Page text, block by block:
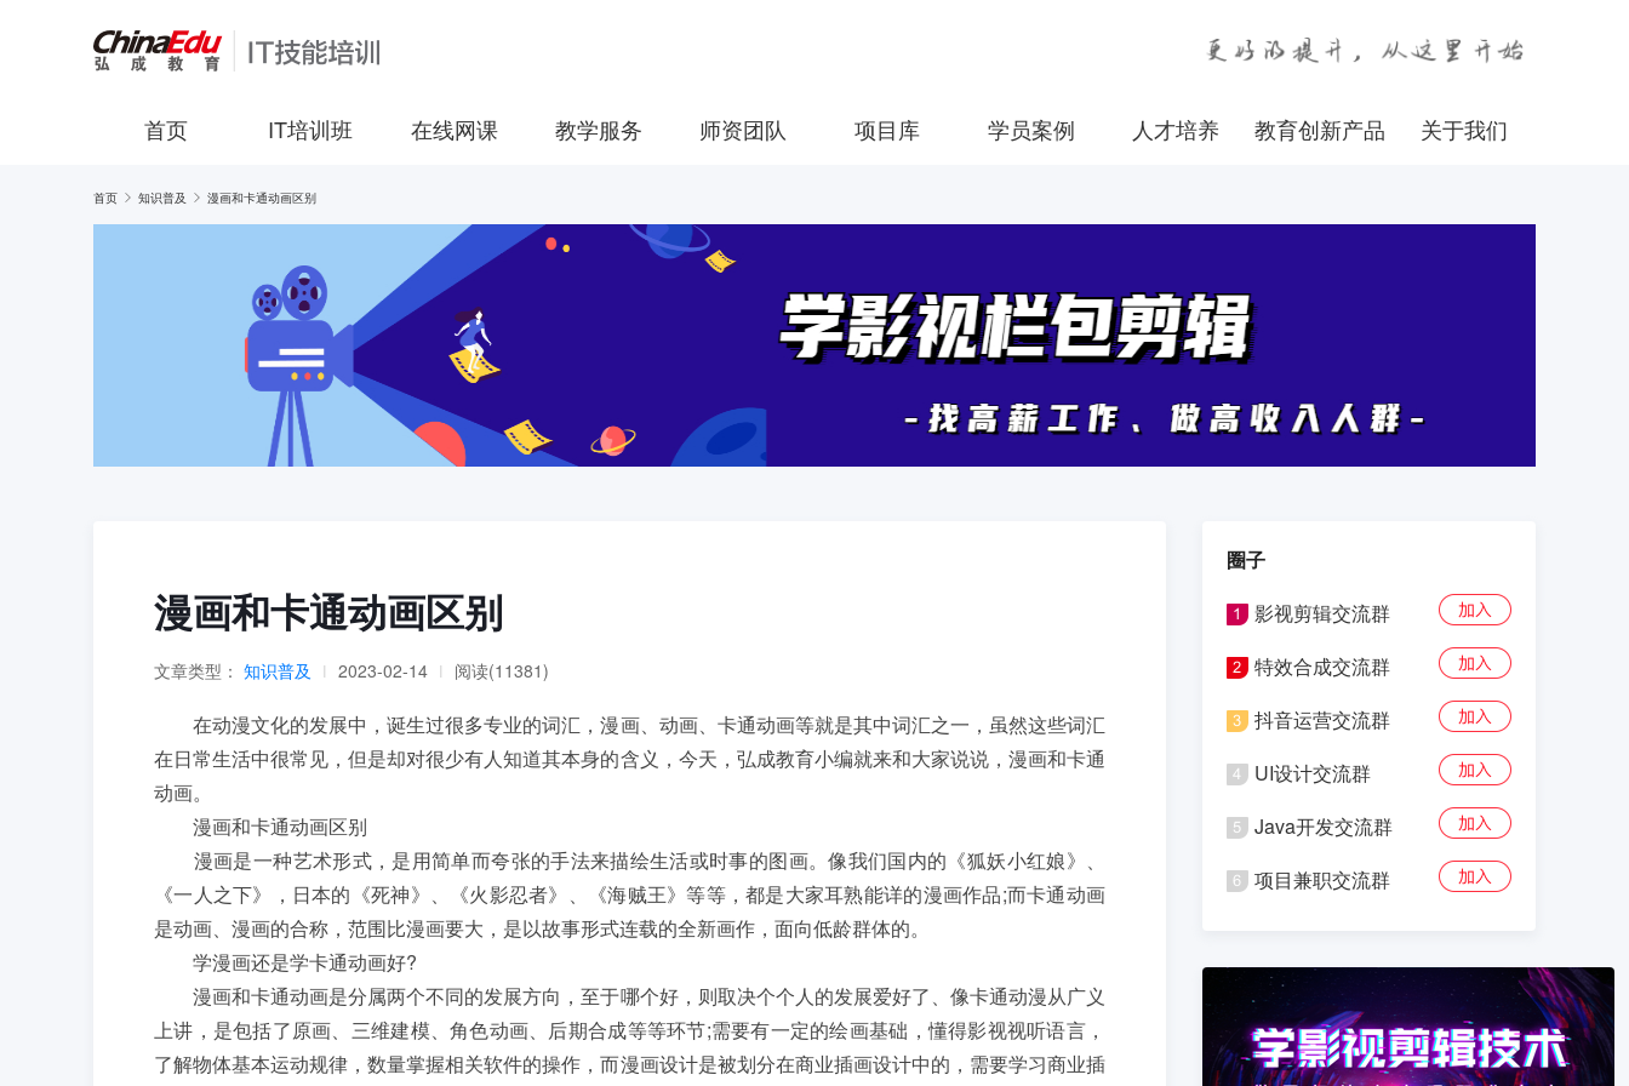
首页 IT培训班 在线网课 教学服务 师资团队 项目库 学员案例 人才培养 教育创新产品 关于我们
首页 知识普及 漫画和卡通动画区别
漫画和卡通动画区别
文章类型： 知识普及 | 2023-02-14 | 阅读(11381)
在动漫文化的发展中，诞生过很多专业的词汇，漫画、动画、卡通动画等就是其中词汇之一，虽然这些词汇
在日常生活中很常见，但是却对很少有人知道其本身的含义，今天，弘成教育小编就来和大家说说，漫画和卡通
动画。
漫画和卡通动画区别
漫画是一种艺术形式，是用简单而夸张的手法来描绘生活或时事的图画。像我们国内的《狐妖小红娘》、
《一人之下》，日本的《死神》、《火影忍者》、《海贼王》等等，都是大家耳熟能详的漫画作品;而卡通动画
是动画、漫画的合称，范围比漫画要大，是以故事形式连载的全新画作，面向低龄群体的。
学漫画还是学卡通动画好?
漫画和卡通动画是分属两个不同的发展方向，至于哪个好，则取决个个人的发展爱好了、像卡通动漫从广义
上讲，是包括了原画、三维建模、角色动画、后期合成等等环节;需要有一定的绘画基础，懂得影视视听语言，
了解物体基本运动规律，数量掌握相关软件的操作，而漫画设计是被划分在商业插画设计中的，需要学习商业插
圈子
影视剪辑交流群
特效合成交流群
抖音运营交流群
UI设计交流群
Java开发交流群
项目兼职交流群